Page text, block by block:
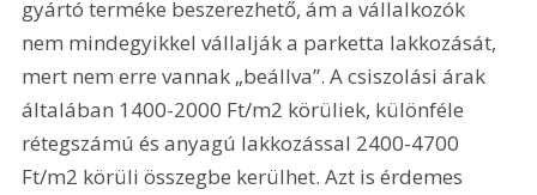
gyártó terméke beszerezhető, ám a vállalkozók
nem mindegyikkel vállalják a parketta lakkozását,
mert nem erre vannak „beállva”. A csiszolási árak
általában 1400-2000 Ft/m2 körüliek, különféle
rétegszámú és anyagú lakkozással 2400-4700
Ft/m2 körüli összegbe kerülhet. Azt is érdemes